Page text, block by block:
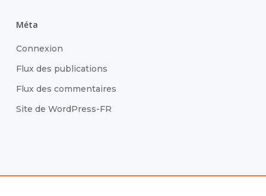
Méta
Connexion
Flux des publications
Flux des commentaires
Site de WordPress-FR